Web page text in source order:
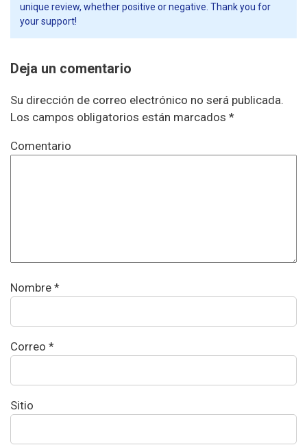
unique review, whether positive or negative. Thank you for
your support!
Deja un comentario
Su dirección de correo electrónico no será publicada.
Los campos obligatorios están marcados *
Comentario
Nombre *
Correo *
Sitio